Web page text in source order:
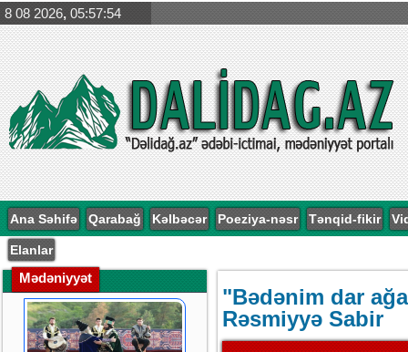
8 08 2026, 05:57:55
Ana Səhifə Qarabağ Kəlbəcər Poeziya-nəsr Tənqid-fikir
Elanlar
Mədəniyyət
"Bədənim dar
Rəsmiyyə Sabir